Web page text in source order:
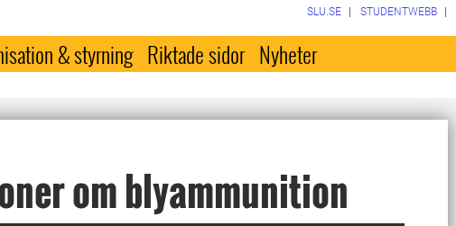
SLU.SE STUDENTWEBB
& styrning Riktade sidor Nyheter
om blyammunition